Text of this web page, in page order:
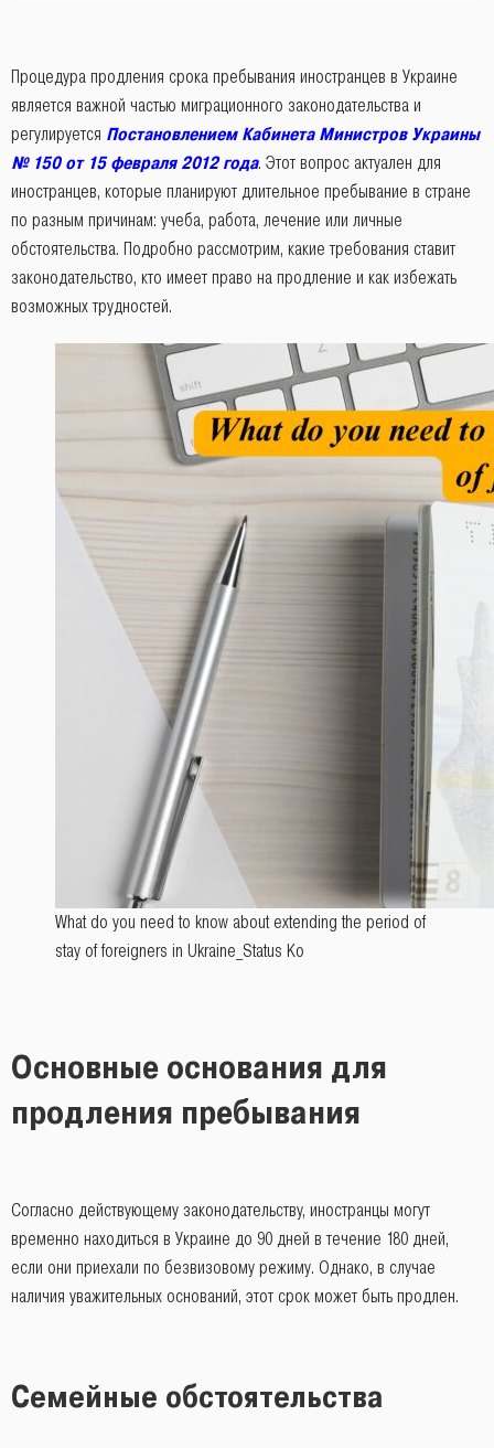
Процедура продления срока пребывания иностранцев в Украине
является важной частью миграционного законодательства и
регулируется Постановлением Кабинета Министров Украины
№ 150 от 15 февраля 2012 года. Этот вопрос актуален для
иностранцев, которые планируют длительное пребывание в стране
по разным причинам: учеба, работа, лечение или личные
обстоятельства. Подробно рассмотрим, какие требования ставит
законодательство, кто имеет право на продление и как избежать
возможных трудностей.
What do you need to know about extending the period of
stay of foreigners in Ukraine_Status Ko
Основные основания для
продления пребывания
Согласно действующему законодательству, иностранцы могут
временно находиться в Украине до 90 дней в течение 180 дней,
если они приехали по безвизовому режиму. Однако, в случае
наличия уважительных оснований, этот срок может быть продлен.
Семейные обстоятельства